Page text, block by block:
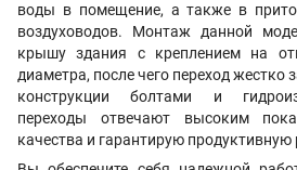
воды в помещение, а также в
воздуховодов. Монтаж данной
крышу здания с креплением на
диаметра, после чего переход жестко
конструкции болтами и
переходы отвечают высоким
качества и гарантирую продуктивную